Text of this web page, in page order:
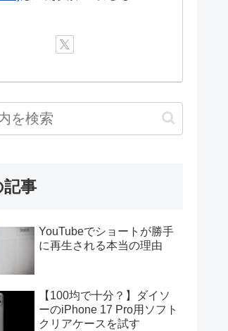
記事
YouTubeでショートが勝手
に再生される本当の理由
【100均で十分？】ダイソ
ーのiPhone 17 Pro用ソフト
クリアケースを試す